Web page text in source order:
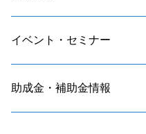
イベント・セミナー
助成金・補助金情報